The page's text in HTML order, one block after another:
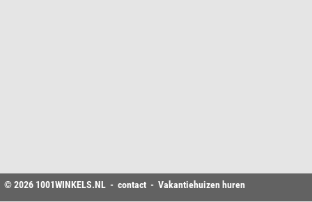
© 2026 1001WINKELS.NL - contact - Vakantiehuizen huren